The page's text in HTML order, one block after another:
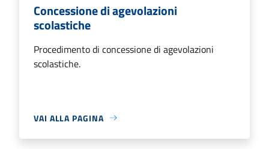
Concessione di agevolazioni
scolastiche
Procedimento di concessione di agevolazioni
scolastiche.
VAI ALLA PAGINA